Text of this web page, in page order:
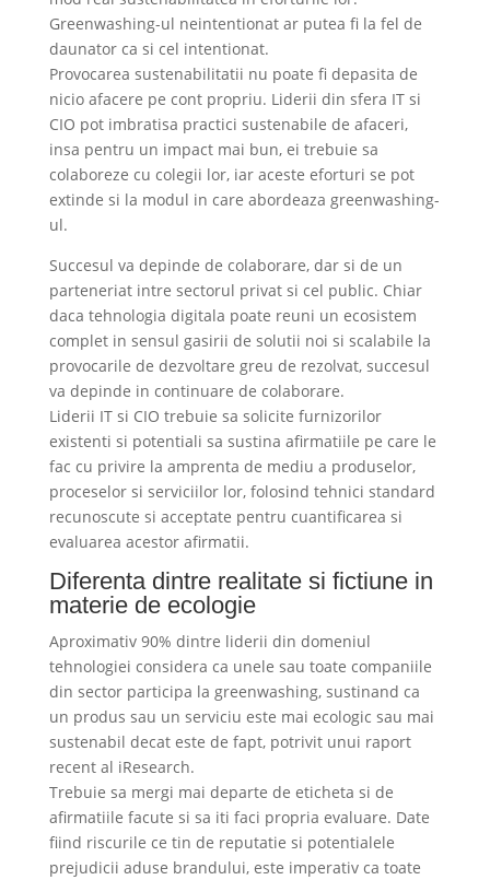
Greenwashing-ul neintentionat ar putea fi la fel de
daunator ca si cel intentionat.
Provocarea sustenabilitatii nu poate fi depasita de
nicio afacere pe cont propriu. Liderii din sfera IT si
CIO pot imbratisa practici sustenabile de afaceri,
insa pentru un impact mai bun, ei trebuie sa
colaboreze cu colegii lor, iar aceste eforturi se pot
extinde si la modul in care abordeaza greenwashing-
ul.
Succesul va depinde de colaborare, dar si de un
parteneriat intre sectorul privat si cel public. Chiar
daca tehnologia digitala poate reuni un ecosistem
complet in sensul gasirii de solutii noi si scalabile la
provocarile de dezvoltare greu de rezolvat, succesul
va depinde in continuare de colaborare.
Liderii IT si CIO trebuie sa solicite furnizorilor
existenti si potentiali sa sustina afirmatiile pe care le
fac cu privire la amprenta de mediu a produselor,
proceselor si serviciilor lor, folosind tehnici standard
recunoscute si acceptate pentru cuantificarea si
evaluarea acestor afirmatii.
Diferenta dintre realitate si fictiune in
materie de ecologie
Aproximativ 90% dintre liderii din domeniul
tehnologiei considera ca unele sau toate companiile
din sector participa la greenwashing, sustinand ca
un produs sau un serviciu este mai ecologic sau mai
sustenabil decat este de fapt, potrivit unui raport
recent al iResearch.
Trebuie sa mergi mai departe de eticheta si de
afirmatiile facute si sa iti faci propria evaluare. Date
fiind riscurile ce tin de reputatie si potentialele
prejudicii aduse brandului, este imperativ ca toate